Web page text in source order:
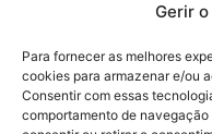
Gerir
Para fornecer as melhores
cookies para armazenar e/ou
Consentir com essas
comportamento de